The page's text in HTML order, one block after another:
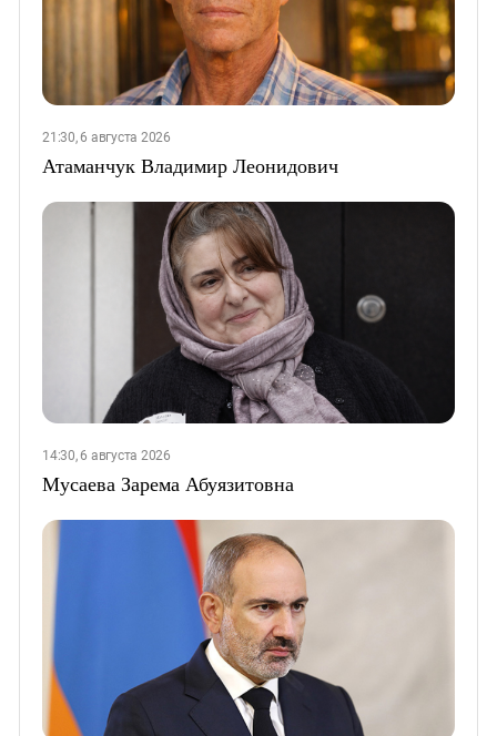
21:30, 6 августа 2026
Атаманчук Владимир Леонидович
14:30, 6 августа 2026
Мусаева Зарема Абуязитовна